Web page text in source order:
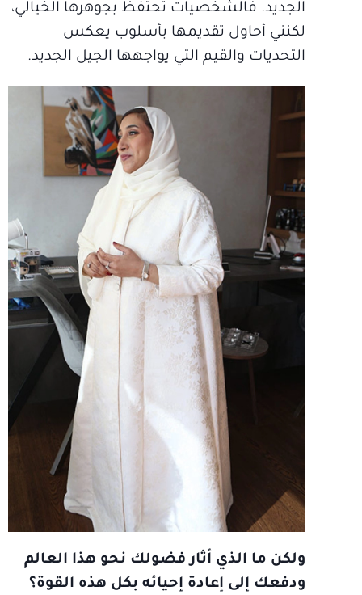
الجديد. فالشخصيات تحتفظ بجوهرها الخيالي،
لكنني أحاول تقديمها بأسلوب يعكس
التحديات والقيم التي يواجهها الجيل الجديد.
ولكن ما الذي أثار فضولك نحو هذا العالم
ودفعك إلى إعادة إحيائه بكل هذه القوة؟